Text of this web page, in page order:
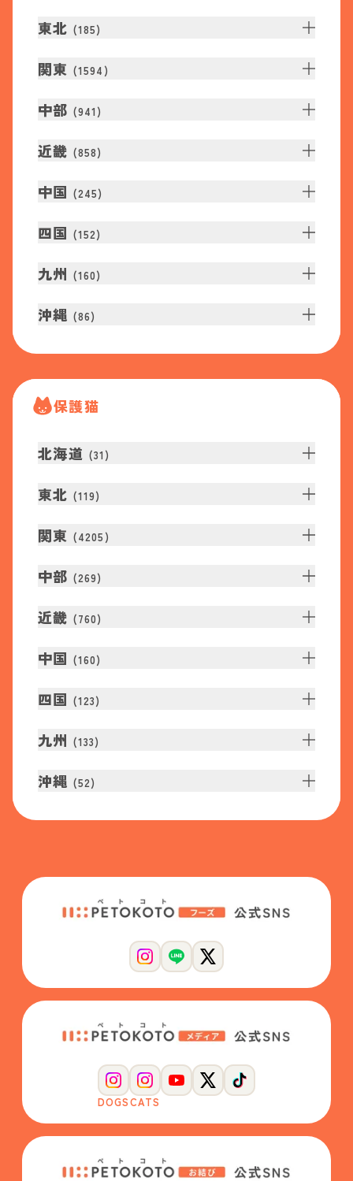
東北 (185)
関東 (1594 )
中部 (941 )
近畿 (858)
中国 (245)
四国 (152)
九州 (160)
沖縄 (86)
保護猫
北海道 (31 )
東北 (119)
関東 (4205 )
中部 (269)
近畿 (760)
中国 (160)
四国 (123)
九州 (133)
沖縄 (52)
DOGSCATS